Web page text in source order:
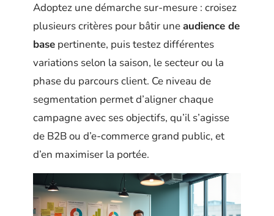
Adoptez une démarche sur-mesure : croisez
plusieurs critères pour bâtir uneaudience de
base pertinente, puis testez différentes
variations selon la saison, le secteur ou la
phase du parcours client. Ce niveau de
segmentation permet d’aligner chaque
campagne avec ses objectifs, qu’il s’agisse
de B2B ou d’e-commerce grand public, et
d’en maximiser la portée.